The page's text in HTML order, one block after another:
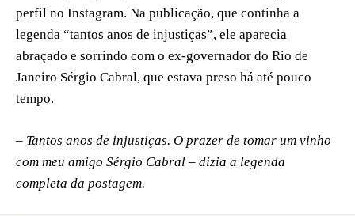
perfil no Instagram. Na publicação, que continha a
legenda “tantos anos de injustiças”, ele aparecia
abraçado e sorrindo com o ex-governador do Rio de
Janeiro Sérgio Cabral, que estava preso há até pouco
tempo.
– Tantos anos de injustiças. O prazer de tomar um vinho
com meu amigo Sérgio Cabral – dizia a legenda
completa da postagem.